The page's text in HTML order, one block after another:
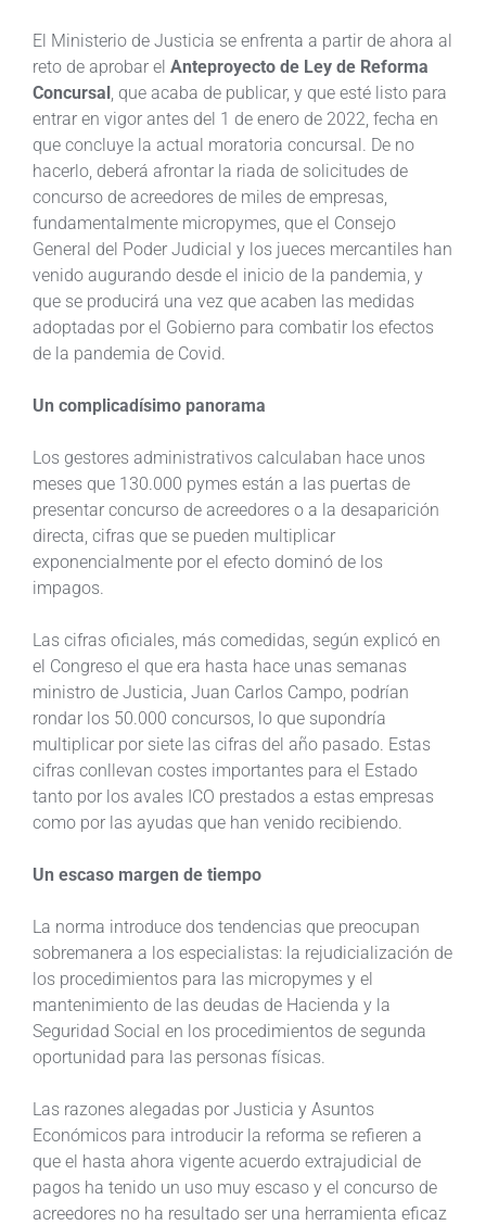
El Ministerio de Justicia se enfrenta a partir de ahora al
reto de aprobar el Anteproyecto de Ley de Reforma
Concursal , que acaba de publicar, y que esté listo para
entrar en vigor antes del 1 de enero de 2022, fecha en
que concluye la actual moratoria concursal. De no
hacerlo, deberá afrontar la riada de solicitudes de
concurso de acreedores de miles de empresas,
fundamentalmente micropymes, que el Consejo
General del Poder Judicial y los jueces mercantiles han
venido augurando desde el inicio de la pandemia, y
que se producirá una vez que acaben las medidas
adoptadas por el Gobierno para combatir los efectos
de la pandemia de Covid.
Un complicadísimo panorama
Los gestores administrativos calculaban hace unos
meses que 130.000 pymes están a las puertas de
presentar concurso de acreedores o a la desaparición
directa, cifras que se pueden multiplicar
exponencialmente por el efecto dominó de los
impagos.
Las cifras oficiales, más comedidas, según explicó en
el Congreso el que era hasta hace unas semanas
ministro de Justicia, Juan Carlos Campo, podrían
rondar los 50.000 concursos, lo que supondría
multiplicar por siete las cifras del año pasado. Estas
cifras conllevan costes importantes para el Estado
tanto por los avales ICO prestados a estas empresas
como por las ayudas que han venido recibiendo.
Un escaso margen de tiempo
La norma introduce dos tendencias que preocupan
sobremanera a los especialistas: la rejudicialización de
los procedimientos para las micropymes y el
mantenimiento de las deudas de Hacienda y la
Seguridad Social en los procedimientos de segunda
oportunidad para las personas físicas.
Las razones alegadas por Justicia y Asuntos
Económicos para introducir la reforma se refieren a
que el hasta ahora vigente acuerdo extrajudicial de
pagos ha tenido un uso muy escaso y el concurso de
acreedores no ha resultado ser una herramienta eficaz